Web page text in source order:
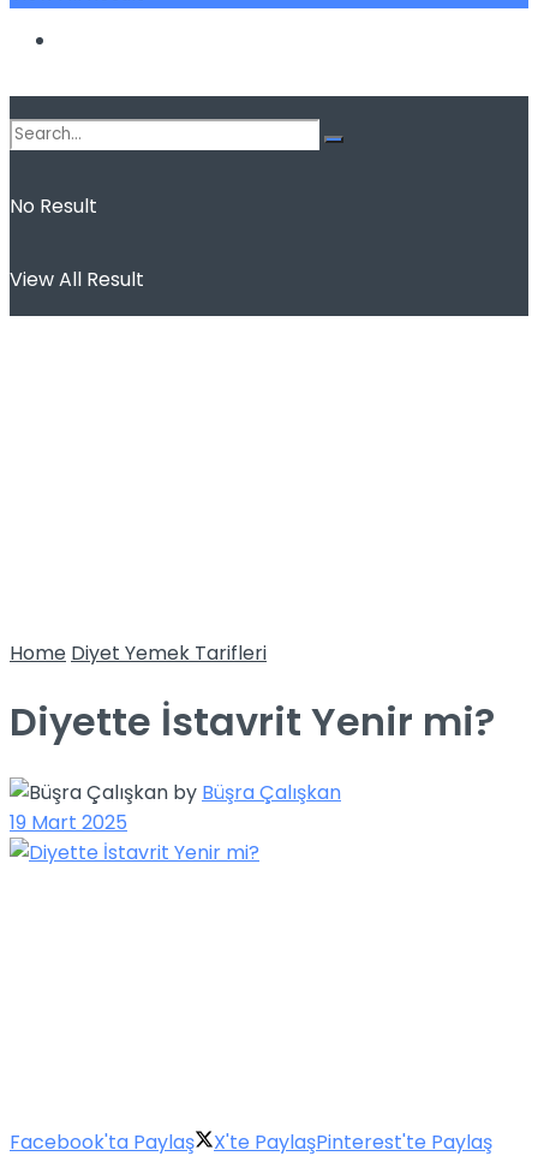
No Result
View All Result
Home Diyet Yemek Tarifleri
Diyette İstavrit Yenir mi?
by Büşra Çalışkan
19 Mart 2025
Facebook'ta Paylaş X'te PaylaşPinterest'te Paylaş